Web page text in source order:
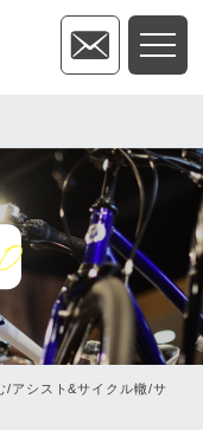
/アシスト&サイクル轍/サ